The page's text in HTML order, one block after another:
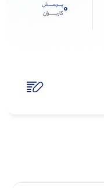
0پـــرســـش
کاربـــــران